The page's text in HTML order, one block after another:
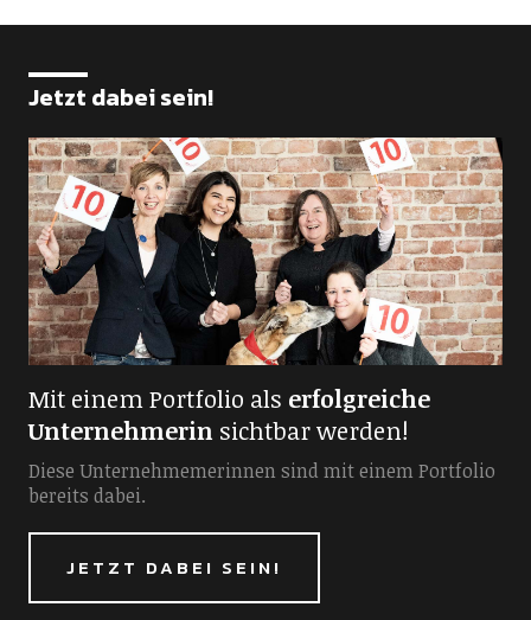
Jetzt dabei sein!
Mit einem Portfolio als erfolgreiche
Unternehmerinsichtbar werden!
Diese Unternehmemerinnen sind mit einem Portfolio
bereits dabei.
JETZT DABEI SEIN!